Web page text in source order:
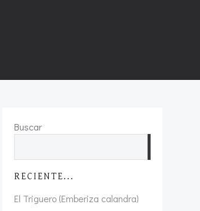
Buscar
RECIENTE...
El Triguero (Emberiza calandra)